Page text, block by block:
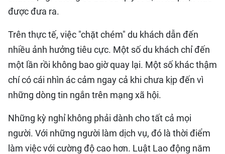
được đưa ra.
Trên thực tế, việc "chặt chém" du khách dẫn đến
nhiều ảnh hưởng tiêu cực. Một số du khách chỉ đến
một lần rồi không bao giờ quay lại. Một số khác thậm
chí có cái nhìn ác cảm ngay cả khi chưa kịp đến vì
những dòng tin ngắn trên mạng xã hội.
Những kỳ nghỉ không phải dành cho tất cả mọi
người. Với những người làm dịch vụ, đó là thời điểm
làm việc với cường độ cao hơn. Luật Lao động năm